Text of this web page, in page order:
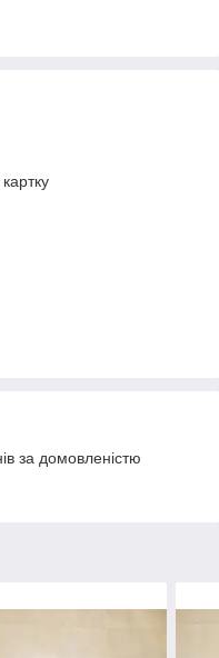
за домовленістю